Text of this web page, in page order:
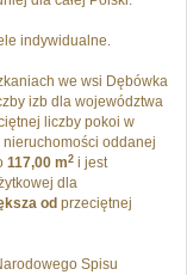
indywidualne.
we wsi Dębówka
izb dla województwa
liczby pokoi w
nieruchomości oddanej
117,00 m2 i jest
dla
od przeciętnej
Spisu